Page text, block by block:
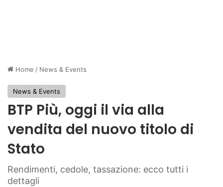
Home / News & Events
News & Events
BTP Più, oggi il via alla
vendita del nuovo titolo di
Stato
Rendimenti, cedole, tassazione: ecco tutti i
dettagli